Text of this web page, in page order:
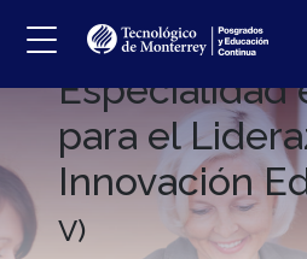
Especialidad
para el
Innovación
V)